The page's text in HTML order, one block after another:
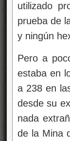
utilizado
prueba de
y ningún
Pero a
estaba en
a 238 en
desde su
nada
de la Mina